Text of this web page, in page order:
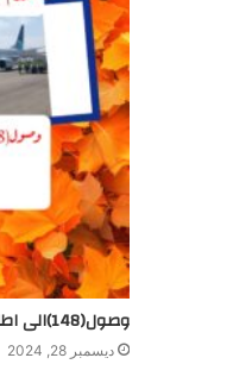
وصول(148)الى اطار
ديسمبر 28, 2024